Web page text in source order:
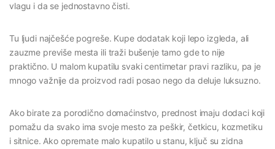
vlagu i da se jednostavno čisti.
Tu ljudi najčešće pogreše. Kupe dodatak koji lepo izgleda, ali
zauzme previše mesta ili traži bušenje tamo gde to nije
praktično. U malom kupatilu svaki centimetar pravi razliku, pa je
mnogo važnije da proizvod radi posao nego da deluje luksuzno.
Ako birate za porodično domaćinstvo, prednost imaju dodaci koji
pomažu da svako ima svoje mesto za peškir, četkicu, kozmetiku
i sitnice. Ako opremate malo kupatilo u stanu, ključ su zidna